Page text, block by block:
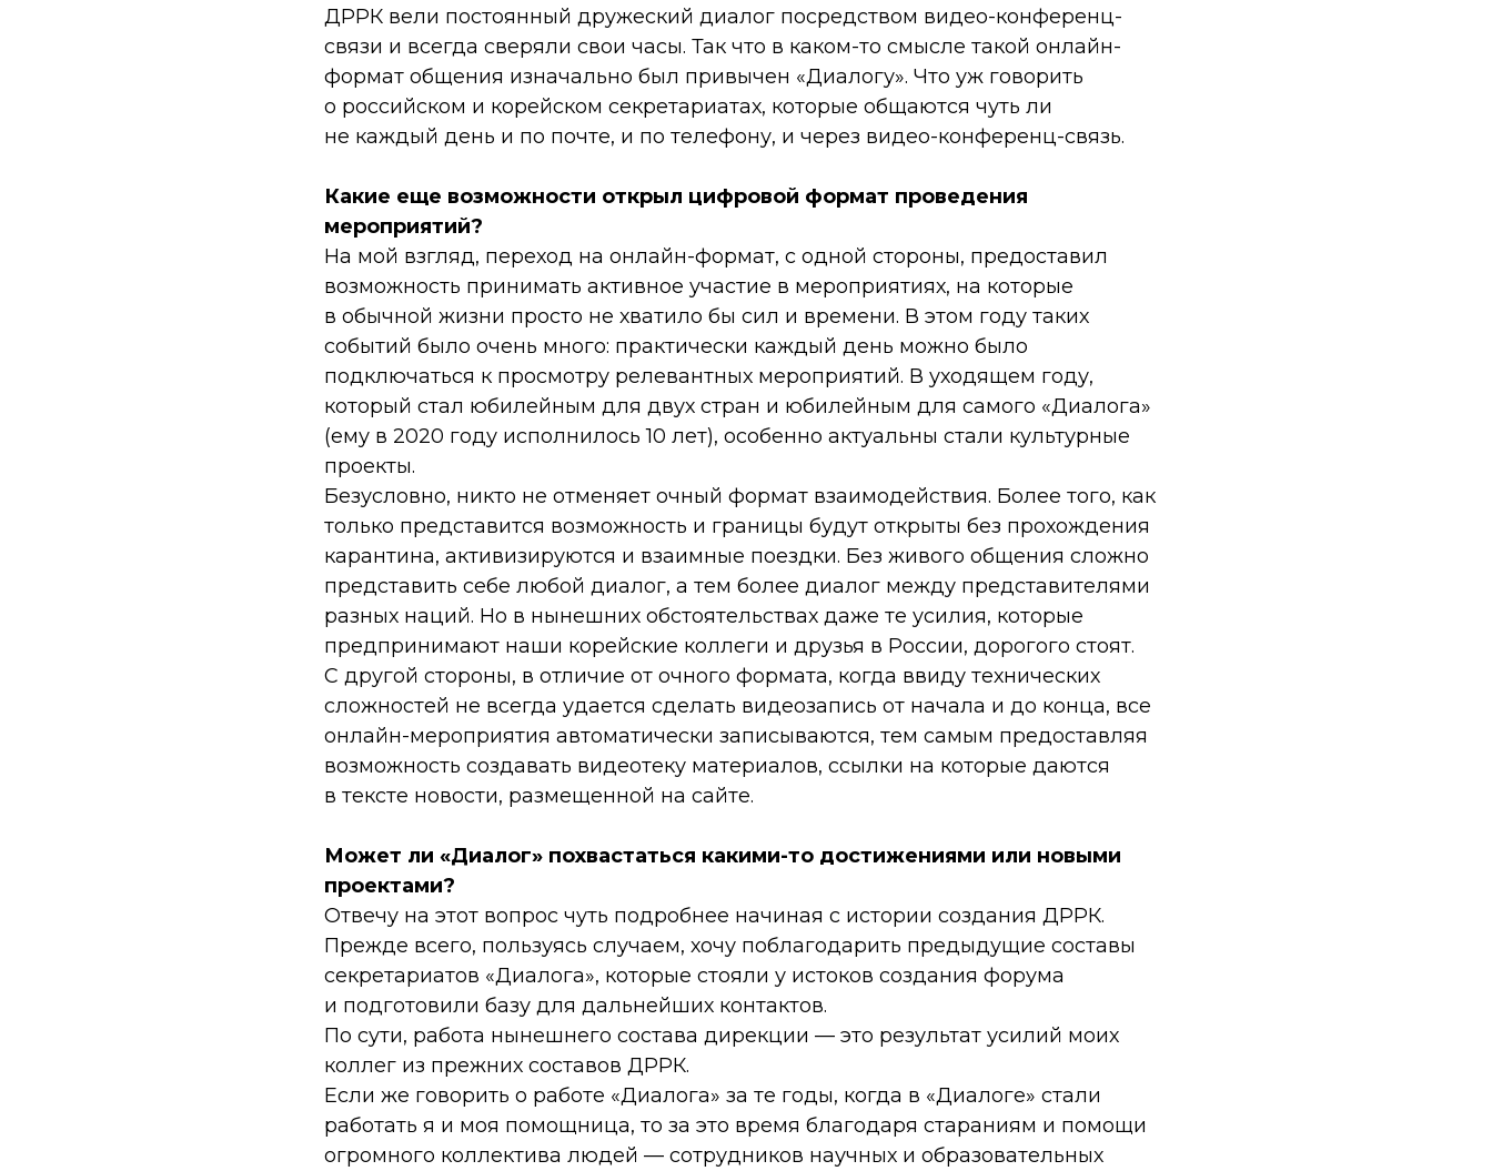
ДРРК вели постоянный дружеский диалог посредством видео-конференц-
связи и всегда сверяли свои часы. Так что в каком-то смысле такой онлайн-
формат общения изначально был привычен «Диалогу». Что уж говорить
о российском и корейском секретариатах, которые общаются чуть ли
не каждый день и по почте, и по телефону, и через видео-конференц-связь.
Какие еще возможности открыл цифровой формат проведения
мероприятий?
На мой взгляд, переход на онлайн-формат, с одной стороны, предоставил
возможность принимать активное участие в мероприятиях, на которые
в обычной жизни просто не хватило бы сил и времени. В этом году таких
событий было очень много: практически каждый день можно было
подключаться к просмотру релевантных мероприятий. В уходящем году,
который стал юбилейным для двух стран и юбилейным для самого «Диалога»
(ему в 2020 году исполнилось 10 лет), особенно актуальны стали культурные
проекты.
Безусловно, никто не отменяет очный формат взаимодействия. Более того, как
только представится возможность и границы будут открыты без прохождения
карантина, активизируются и взаимные поездки. Без живого общения сложно
представить себе любой диалог, а тем более диалог между представителями
разных наций. Но в нынешних обстоятельствах даже те усилия, которые
предпринимают наши корейские коллеги и друзья в России, дорогого стоят.
С другой стороны, в отличие от очного формата, когда ввиду технических
сложностей не всегда удается сделать видеозапись от начала и до конца, все
онлайн-мероприятия автоматически записываются, тем самым предоставляя
возможность создавать видеотеку материалов, ссылки на которые даются
в тексте новости, размещенной на сайте.
Может ли «Диалог» похвастаться какими-то достижениями или новыми
проектами?
Отвечу на этот вопрос чуть подробнее начиная с истории создания ДРРК.
Прежде всего, пользуясь случаем, хочу поблагодарить предыдущие составы
секретариатов «Диалога», которые стояли у истоков создания форума
и подготовили базу для дальнейших контактов.
По сути, работа нынешнего состава дирекции — это результат усилий моих
коллег из прежних составов ДРРК.
Если же говорить о работе «Диалога» за те годы, когда в «Диалоге» стали
работать я и моя помощница, то за это время благодаря стараниям и помощи
огромного коллектива людей — сотрудников научных и образовательных